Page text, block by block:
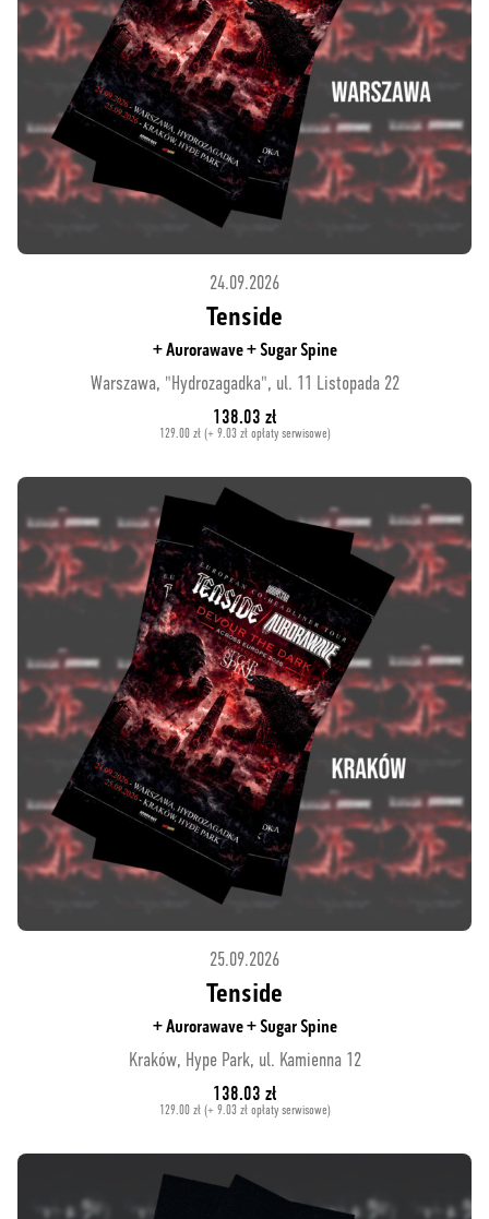
24.09.2026
Tenside
+ Aurorawave + Sugar Spine
Warszawa, "Hydrozagadka", ul. 11 Listopada 22
138.03 zł
129.00 zł (+ 9.03 zł opłaty serwisowe)
25.09.2026
Tenside
+ Aurorawave + Sugar Spine
Kraków, Hype Park, ul. Kamienna 12
138.03 zł
129.00 zł (+ 9.03 zł opłaty serwisowe)